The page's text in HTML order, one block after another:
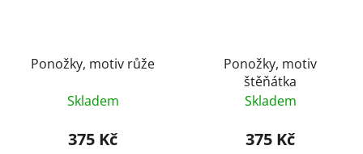
Ponožky, motiv růže
Skladem
375 Kč
Ponožky, motiv
štěňátka
Skladem
375 Kč